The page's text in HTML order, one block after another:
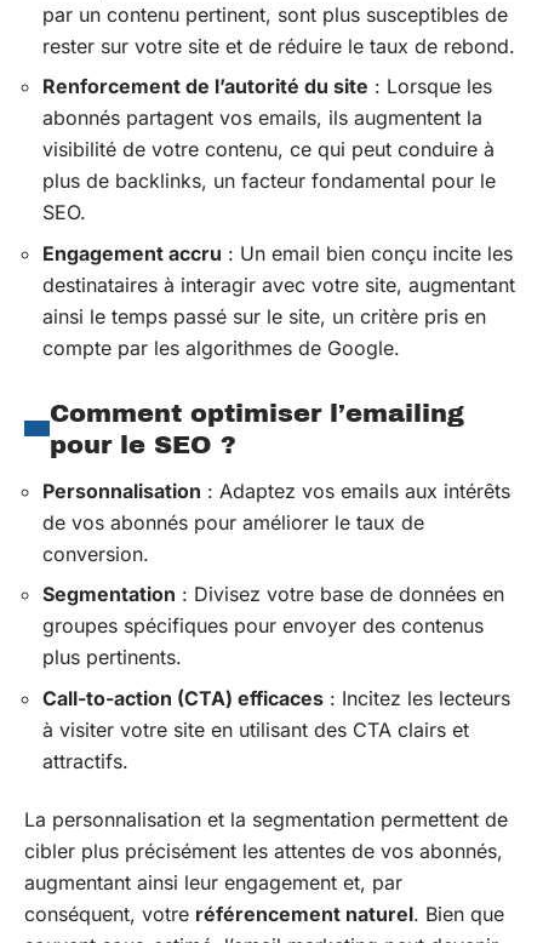
par un contenu pertinent, sont plus susceptibles de
rester sur votre site et de réduire le taux de rebond.
Renforcement de l’autorité du site : Lorsque les
abonnés partagent vos emails, ils augmentent la
visibilité de votre contenu, ce qui peut conduire à
plus de backlinks, un facteur fondamental pour le
SEO.
Engagement accru : Un email bien conçu incite les
destinataires à interagir avec votre site, augmentant
ainsi le temps passé sur le site, un critère pris en
compte par les algorithmes de Google.
Comment optimiser l’emailing
pour le SEO ?
Personnalisation : Adaptez vos emails aux intérêts
de vos abonnés pour améliorer le taux de
conversion.
Segmentation : Divisez votre base de données en
groupes spécifiques pour envoyer des contenus
plus pertinents.
Call-to-action (CTA) efficaces : Incitez les lecteurs
à visiter votre site en utilisant des CTA clairs et
attractifs.
La personnalisation et la segmentation permettent de
cibler plus précisément les attentes de vos abonnés,
augmentant ainsi leur engagement et, par
conséquent, votre référencement naturel. Bien que